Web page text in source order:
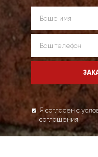
Я согласен с
соглашения